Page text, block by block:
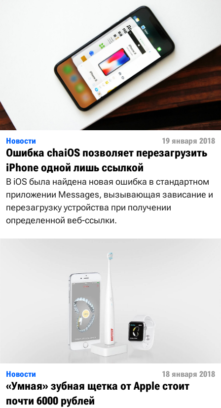
Новости 19 января 2018
Ошибка chaiOS позволяет перезагрузить
iPhone одной лишь ссылкой
В iOS была найдена новая ошибка в стандартном
приложении Messages, вызывающая зависание и
перезагрузку устройства при получении
определенной веб-ссылки.
Новости 18 января 2018
«Умная» зубная щетка от Apple стоит
почти 6000 рублей